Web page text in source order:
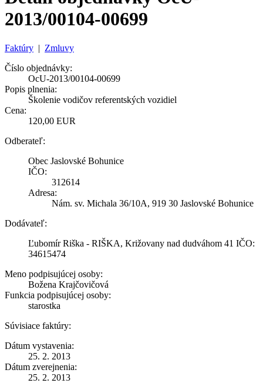
2013/00104-00699
Faktúry | Zmluvy
Číslo objednávky:
OcU-2013/00104-00699
Popis plnenia:
Školenie vodičov referentských vozidiel
Cena:
120,00 EUR
Odberateľ:
Obec Jaslovské Bohunice
IČO:
312614
Adresa:
Nám. sv. Michala 36/10A, 919 30 Jaslovské Bohunice
Dodávateľ:
Ľubomír Riška - RIŠKA, Križovany nad dudváhom 41 IČO:
34615474
Meno podpisujúcej osoby:
Božena Krajčovičová
Funkcia podpisujúcej osoby:
starostka
Súvisiace faktúry:
Dátum vystavenia:
25. 2. 2013
Dátum zverejnenia:
25. 2. 2013